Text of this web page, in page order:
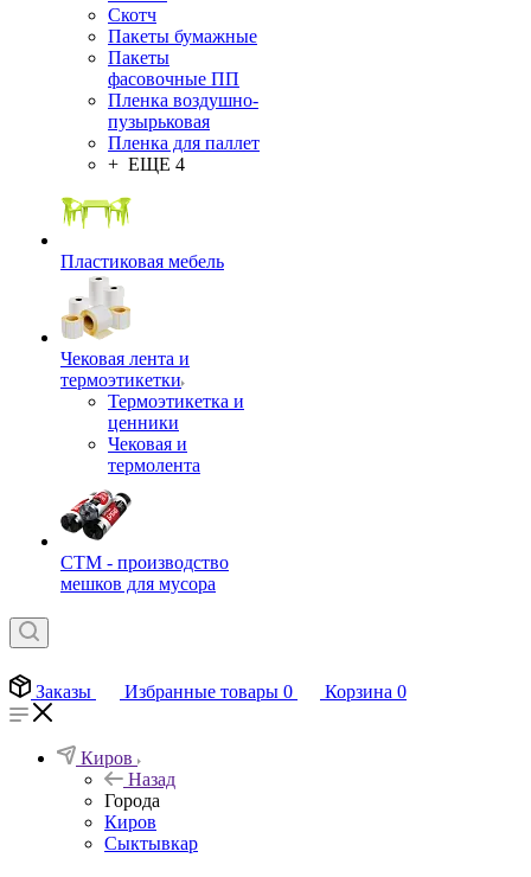
Скотч
Пакеты бумажные
Пакеты
фасовочные ПП
Пленка воздушно-
пузырьковая
Пленка для паллет
+ ЕЩЕ 4
Пластиковая мебель
Чековая лента и
термоэтикетки
Термоэтикетка и
ценники
Чековая и
термолента
СТМ - производство
мешков для мусора
Заказы Избранные товары 0 Корзина 0
Киров
Назад
Города
Киров
Сыктывкар